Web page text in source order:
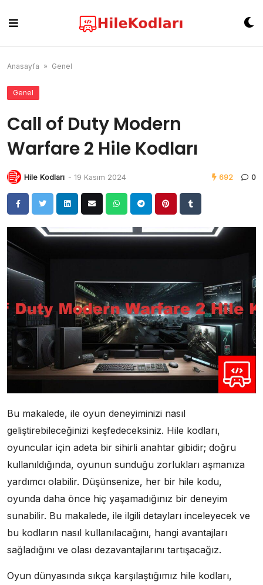
content
Anasayfa » Genel
Genel
Call of Duty Modern
Warfare 2 Hile Kodları
Hile Kodları - 19 Kasım 2024 692 0
Bu makalede, ile oyun deneyiminizi nasıl
geliştirebileceğinizi keşfedeceksiniz. Hile kodları,
oyuncular için adeta bir sihirli anahtar gibidir; doğru
kullanıldığında, oyunun sunduğu zorlukları aşmanıza
yardımcı olabilir. Düşünsenize, her bir hile kodu,
oyunda daha önce hiç yaşamadığınız bir deneyim
sunabilir. Bu makalede, ile ilgili detayları inceleyecek ve
bu kodların nasıl kullanılacağını, hangi avantajları
sağladığını ve olası dezavantajlarını tartışacağız.
Oyun dünyasında sıkça karşılaştığımız hile kodları,